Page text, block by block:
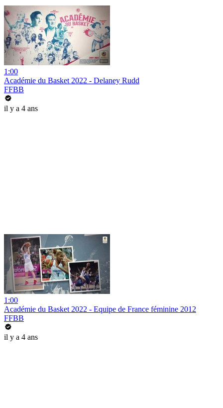
1:00
Académie du Basket 2022 - Delaney Rudd
FFBB
il y a 4 ans
1:00
Académie du Basket 2022 - Equipe de France féminine 2012
FFBB
il y a 4 ans